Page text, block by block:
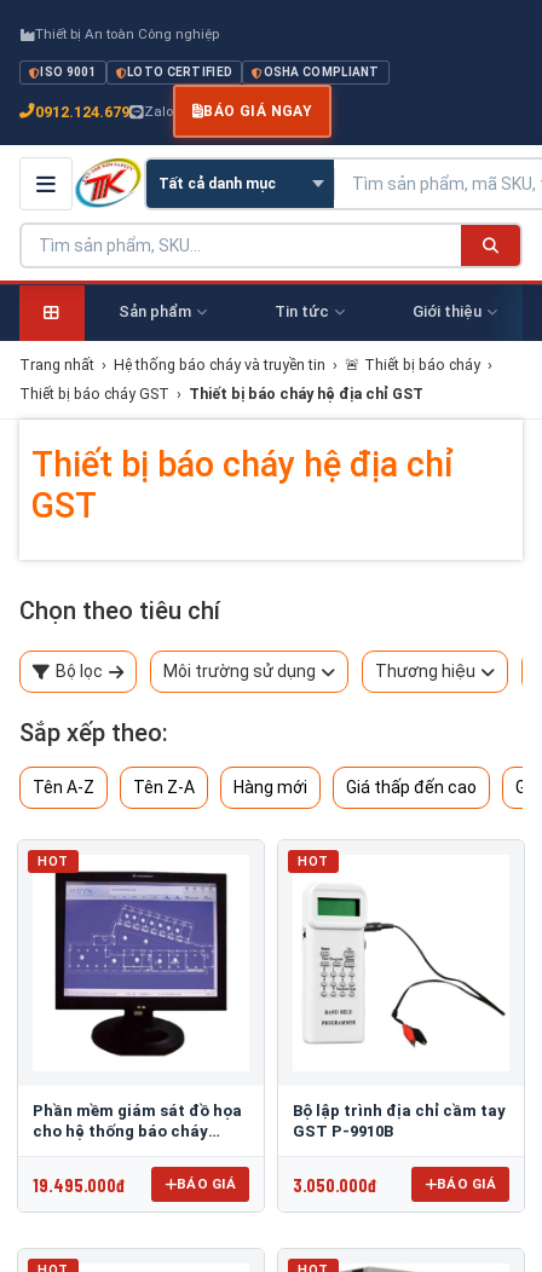
Thiết bị An toàn Công nghiệp
ISO 9001 LOTO CERTIFIED OSHA COMPLIANT
0912.124.679 Zalo BÁO GIÁ NGAY
Sản phẩm Tin tức Giới thiệu
Trang nhất › Hệ thống báo cháy và truyền tin › 🚨 Thiết bị báo cháy ›
Thiết bị báo cháy GST › Thiết bị báo cháy hệ địa chỉ GST
Thiết bị báo cháy hệ địa chỉ
GST
Chọn theo tiêu chí
Bộ lọc Môi trường sử dụng Thương hiệu
Sắp xếp theo:
Tên A-Z Tên Z-A Hàng mới Giá thấp đến cao
HOT
Phần mềm giám sát đồ họa
cho hệ thống báo cháy
19.495.000đ BÁO GIÁ
HOT
Bộ lập trình địa chỉ cầm tay
GST P-9910B
3.050.000đ BÁO GIÁ